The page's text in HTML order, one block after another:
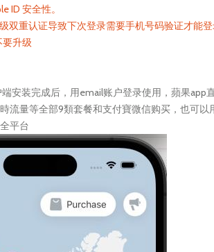
ID 安全性。
双重认证导致下次登录需要手机号码验证才能登
要升级
安装完成后，用email账户登录使用，蘋果
流量等全部9類套餐和支付寶微信购买，也可
平台